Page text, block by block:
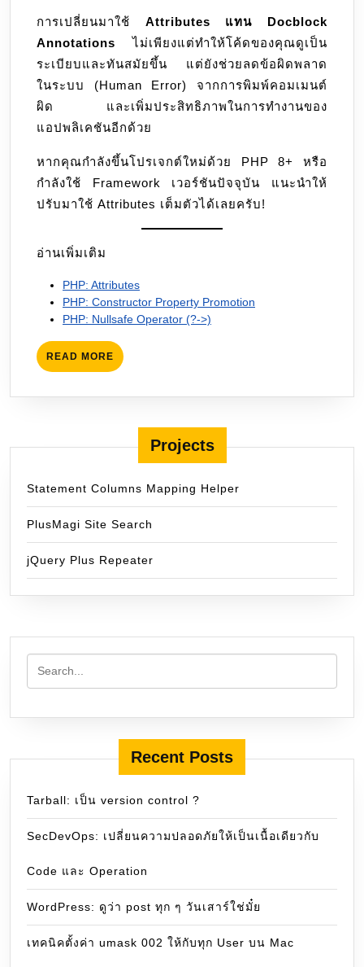
การเปลี่ยนมาใช้ Attributes แทน Docblock
Annotations ไม่เพียงแต่ทำให้โค้ดของคุณดูเป็น
ระเบียบและทันสมัยขึ้น แต่ยังช่วยลดข้อผิดพลาด
ในระบบ (Human Error) จากการพิมพ์คอมเมนต์
ผิด และเพิ่มประสิทธิภาพในการทำงานของ
แอปพลิเคชันอีกด้วย
หากคุณกำลังขึ้นโปรเจกต์ใหม่ด้วย PHP 8+ หรือ
กำลังใช้ Framework เวอร์ชันปัจจุบัน แนะนำให้
ปรับมาใช้ Attributes เต็มตัวได้เลยครับ!
อ่านเพิ่มเติม
PHP: Attributes
PHP: Constructor Property Promotion
PHP: Nullsafe Operator (?->)
READ MORE READ
MORE
Projects
Statement Columns Mapping Helper
PlusMagi Site Search
jQuery Plus Repeater
Recent Posts
Tarball: เป็น version control ?
SecDevOps: เปลี่ยนความปลอดภัยให้เป็นเนื้อเดียวกับ
Code และ Operation
WordPress: ดูว่า post ทุก ๆ วันเสาร์ใช่มั๋ย
เทคนิคตั้งค่า umask 002 ให้กับทุก User บน Mac